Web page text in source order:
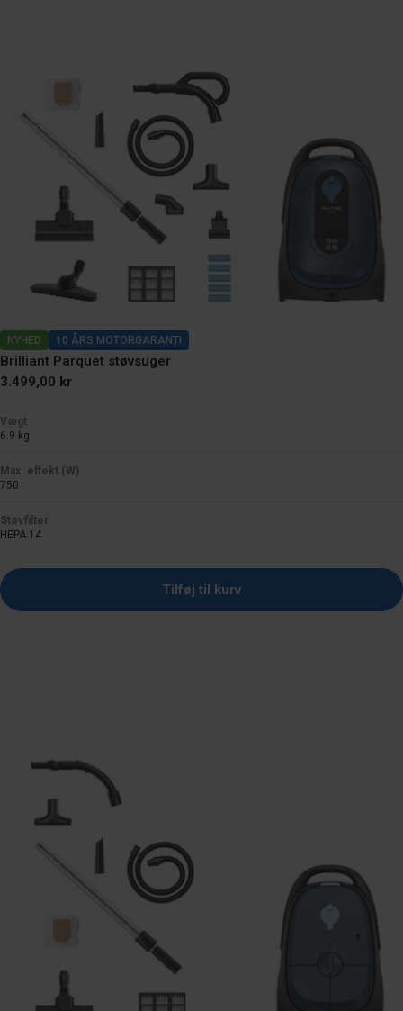
NYHED 10 ÅRS MOTORGARANTI
Brilliant Parquet støvsuger
Normal
3.499,00 kr
Vægt
6.9 kg
Max. effekt (W)
750
Støvfilter
HEPA 14
Tilføj til kurv